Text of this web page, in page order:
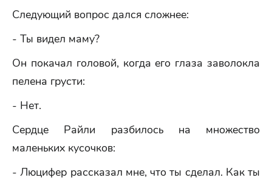
Следующий вопрос дался сложнее:
- Ты видел маму?
Он покачал головой, когда его глаза заволокла
пелена грусти:
- Нет.
Сердце Райли разбилось на множество
маленьких кусочков:
- Люцифер рассказал мне, что ты сделал. Как ты